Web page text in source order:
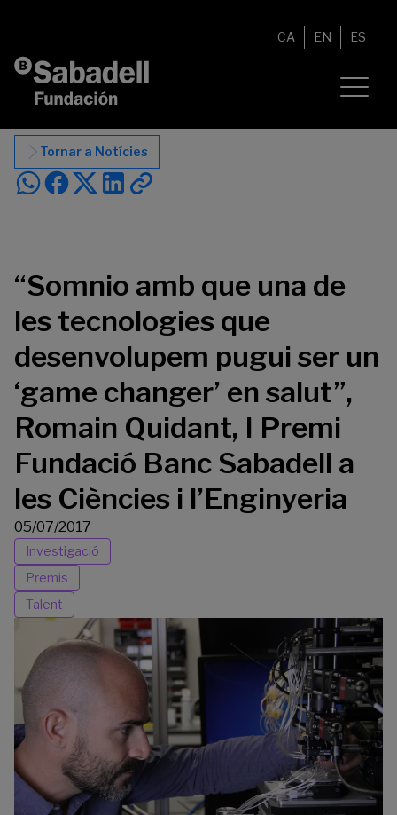
CA EN ES
Tornar a Notícies
“Somnio amb que una de
les tecnologies que
desenvolupem pugui ser un
‘game changer’ en salut”,
Romain Quidant, I Premi
Fundació Banc Sabadell a
les Ciències i l’Enginyeria
05/07/2017
Investigació
Premis
Talent